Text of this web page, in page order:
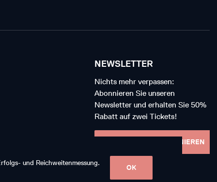
NEWSLETTER
Nichts mehr verpassen:
Abonnieren Sie unseren
Newsletter und erhalten Sie 50%
Rabatt auf zwei Tickets!
NEWSLETTER ABONNIEREN
und Reichweitenmessung.
OK